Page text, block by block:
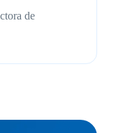
de